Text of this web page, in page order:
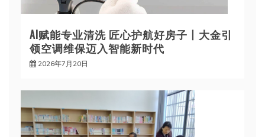
AI赋能专业清洗 匠心护航好房子丨大金引
领空调维保迈入智能新时代
2026年7月20日